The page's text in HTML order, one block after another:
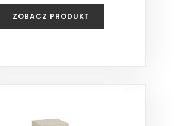
ZOBACZ PRODUKT